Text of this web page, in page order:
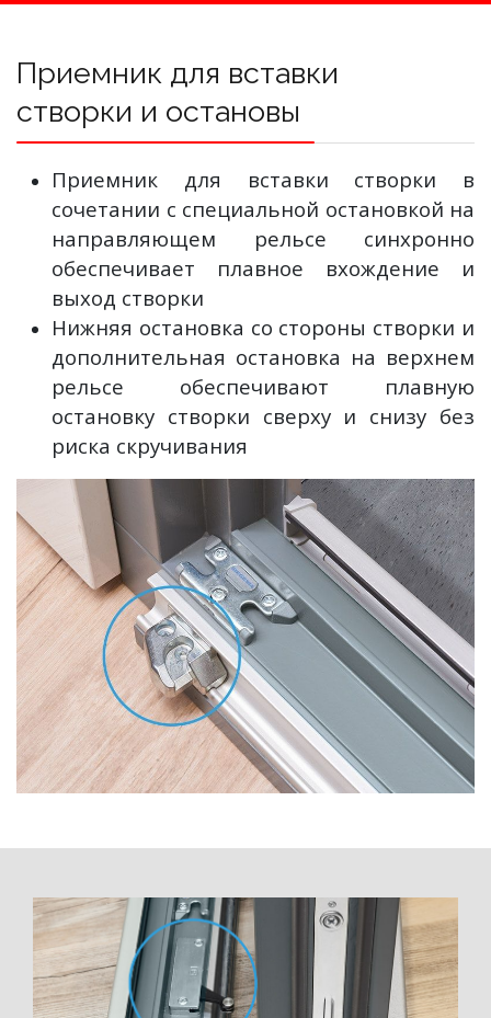
Приемник для вставки
створки и остановы
Приемник для вставки створки в
сочетании с специальной остановкой на
направляющем рельсе синхронно
обеспечивает плавное вхождение и
выход створки
Нижняя остановка со стороны створки и
дополнительная остановка на верхнем
рельсе обеспечивают плавную
остановку створки сверху и снизу без
риска скручивания